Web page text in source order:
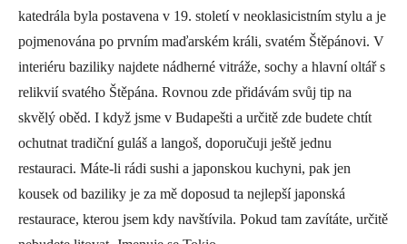
katedrála byla postavena v 19. století v neoklasicistním stylu a je
pojmenována po prvním maďarském králi, svatém Štěpánovi. V
interiéru baziliky najdete nádherné vitráže, sochy a hlavní oltář s
relikvií svatého Štěpána. Rovnou zde přidávám svůj tip na
skvělý oběd. I když jsme v Budapešti a určitě zde budete chtít
ochutnat tradiční guláš a langoš, doporučuji ještě jednu
restauraci. Máte-li rádi sushi a japonskou kuchyni, pak jen
kousek od baziliky je za mě doposud ta nejlepší japonská
restaurace, kterou jsem kdy navštívila. Pokud tam zavítáte, určitě